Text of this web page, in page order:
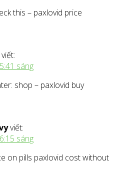
this – paxlovid price
viết:
sáng
shop – paxlovid buy
viết:
sáng
on pills paxlovid cost without